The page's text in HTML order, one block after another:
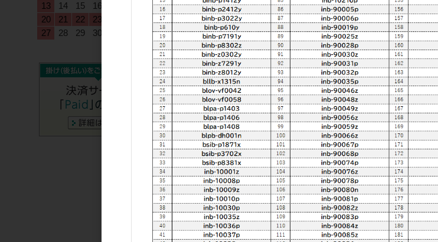
13
14 15 16
19
20
21 22 23
27
28 29 30